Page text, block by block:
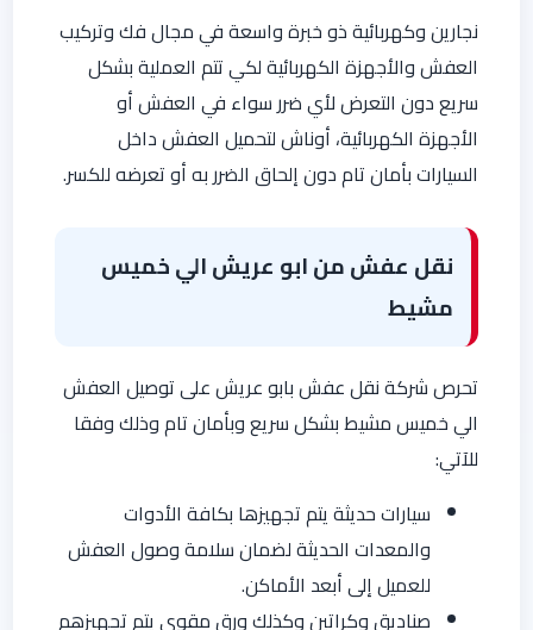
نجارين وكهربائية ذو خبرة واسعة في مجال فك وتركيب
العفش والأجهزة الكهربائية لكي تتم العملية بشكل
سريع دون التعرض لأي ضرر سواء في العفش أو
الأجهزة الكهربائية، أوناش لتحميل العفش داخل
السيارات بأمان تام دون إلحاق الضرر به أو تعرضه للكسر.
نقل عفش من ابو عريش الي خميس
مشيط
تحرص شركة نقل عفش بابو عريش على توصيل العفش
الي خميس مشيط بشكل سريع وبأمان تام وذلك وفقا
للآتي:
سيارات حديثة يتم تجهيزها بكافة الأدوات
والمعدات الحديثة لضمان سلامة وصول العفش
للعميل إلى أبعد الأماكن.
صناديق وكراتين وكذلك ورق مقوى يتم تجهيزهم